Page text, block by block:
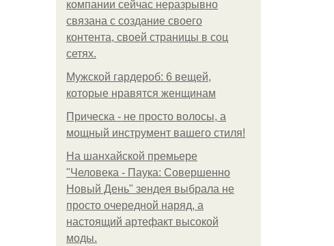
компании сейчас неразрывно
связана с создание своего
контента, своей страницы в соц
сетях.
Мужской гардероб: 6 вещей,
которые нравятся женщинам
Прическа - не просто волосы, а
мощный инструмент вашего стиля!
На шанхайской премьере
"Человека - Паука: Совершенно
Новый День" зендея выбрала не
просто очередной наряд, а
настоящий артефакт высокой
моды.